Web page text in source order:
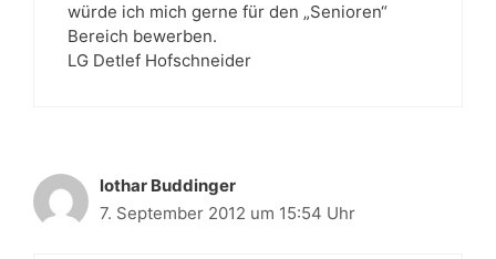
würde ich mich gerne für den „Senioren“
Bereich bewerben.
LG Detlef Hofschneider
lothar Buddinger
7. September 2012 um 15:54 Uhr